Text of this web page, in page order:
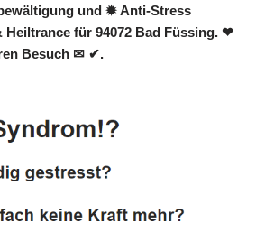
und ✹ Anti-Stress
Heiltrance für 94072 Bad Füssing. ❤
Besuch ✉ ✔.